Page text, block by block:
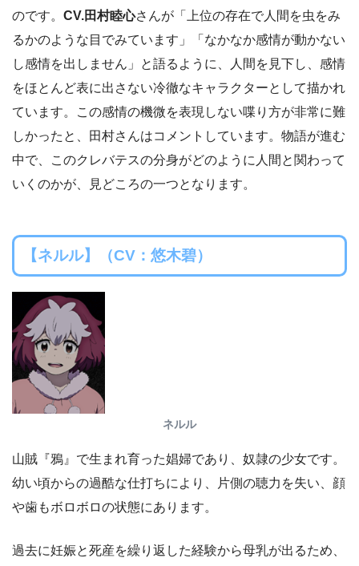
のです。 CV.田村睦心さんが「上位の存在で人間を虫をみ
るかのような目でみています」「なかなか感情が動かない
し感情を出しません」と語るように、人間を見下し、感情
をほとんど表に出さない冷徹なキャラクターとして描かれ
ています。この感情の機微を表現しない喋り方が非常に難
しかったと、田村さんはコメントしています。物語が進む
中で、このクレバテスの分身がどのように人間と関わって
いくのかが、見どころの一つとなります。
【ネルル】（CV：悠木碧）
ネルル
山賊『鴉』で生まれ育った娼婦であり、奴隷の少女です。
幼い頃からの過酷な仕打ちにより、片側の聴力を失い、顔
や歯もボロボロの状態にあります。
過去に妊娠と死産を繰り返した経験から母乳が出るため、